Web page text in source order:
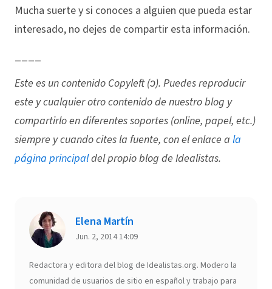
Mucha suerte y si conoces a alguien que pueda estar
interesado, no dejes de compartir esta información.
Este es un contenido Copyleft (ↄ). Puedes reproducir
este y cualquier otro contenido de nuestro blog y
compartirlo en diferentes soportes (online, papel, etc.)
siempre y cuando cites la fuente, con el enlace a la
página principaldel propio blog de Idealistas.
Elena Martín
Jun. 2, 2014 14:09
Redactora y editora del blog de Idealistas.org. Modero la
comunidad de usuarios de sitio en español y trabajo para